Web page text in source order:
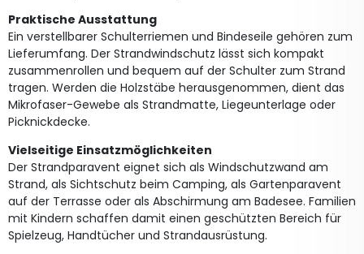
Praktische Ausstattung
Ein verstellbarer Schulterriemen und Bindeseile gehören zum
Lieferumfang. Der Strandwindschutz lässt sich kompakt
zusammenrollen und bequem auf der Schulter zum Strand
tragen. Werden die Holzstäbe herausgenommen, dient das
Mikrofaser-Gewebe als Strandmatte, Liegeunterlage oder
Picknickdecke.
Vielseitige Einsatzmöglichkeiten
Der Strandparavent eignet sich als Windschutzwand am
Strand, als Sichtschutz beim Camping, als Gartenparavent
auf der Terrasse oder als Abschirmung am Badesee. Familien
mit Kindern schaffen damit einen geschützten Bereich für
Spielzeug, Handtücher und Strandausrüstung.